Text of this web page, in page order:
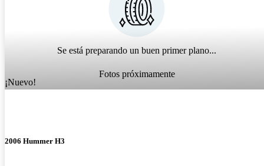
Se está preparando un buen primer plano...
Fotos próximamente
¡Nuevo!
2006 Hummer H3